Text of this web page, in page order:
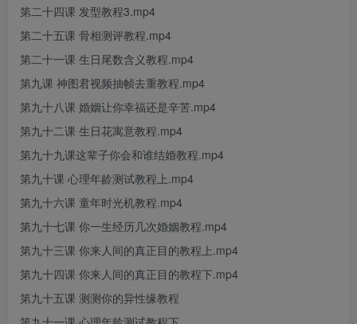
第二十四课 发型教程3.mp4
第二十五课 骨相测评教程.mp4
第二十一课 生日尾数含义教程.mp4
第九课 神图君视频抽帧去重教程.mp4
第九十八课 婚姻让你幸福还是辛苦.mp4
第九十二课 生日花寓意教程.mp4
第九十九课这辈子你会和谁结婚教程.mp4
第九十课 心理年龄测试教程上.mp4
第九十六课 童年时光机教程.mp4
第九十七课 你一生经历几次婚姻教程.mp4
第九十三课 你来人间的真正目的教程上.mp4
第九十四课 你来人间的真正目的教程下.mp4
第九十五课 测测你的异性缘教程